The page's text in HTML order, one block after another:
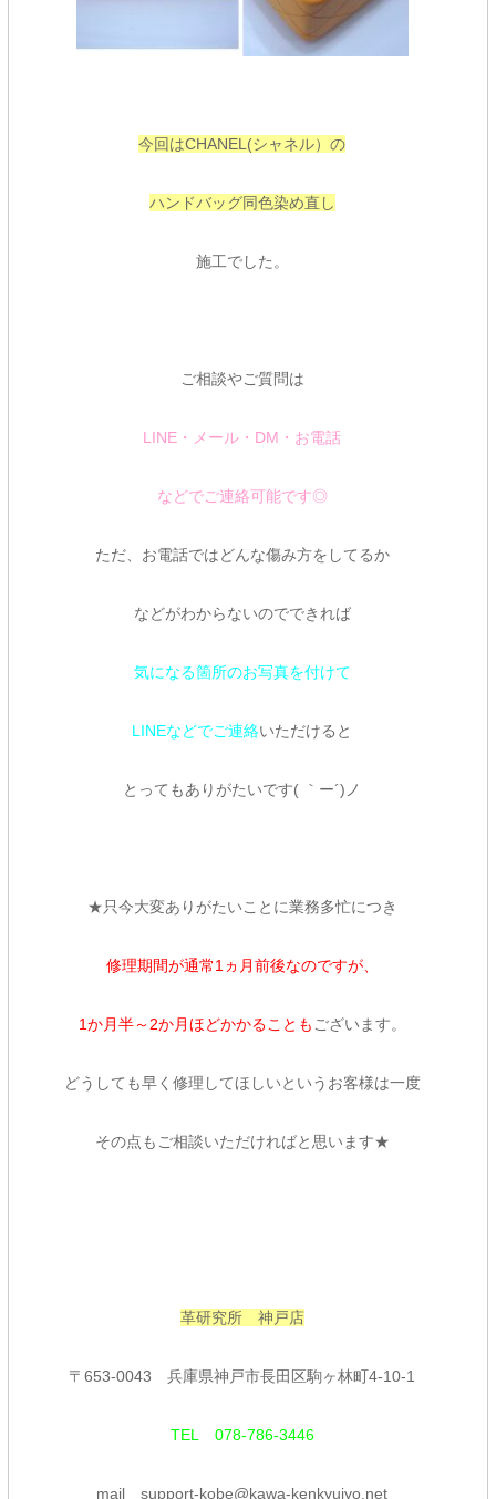
今回はCHANEL(シャネル）の
ハンドバッグ同色染め直し
施工でした。
ご相談やご質問は
LINE・メール・DM・お電話
などでご連絡可能です◎
ただ、お電話ではどんな傷み方をしてるか
などがわからないのでできれば
気になる箇所のお写真を付けて
LINEなどでご連絡いただけると
とってもありがたいです( ｀ー´)ノ
★只今大変ありがたいことに業務多忙につき
修理期間が通常1ヵ月前後なのですが、
1か月半～2か月ほどかかることも ございます。
どうしても早く修理してほしいというお客様は一度
その点もご相談いただければと思います★
革研究所 神戸店
〒653-0043兵庫県神戸市長田区駒ヶ林町4-10-1
TEL 078-786-3446
mail support-kobe@kawa-kenkyujyo.net